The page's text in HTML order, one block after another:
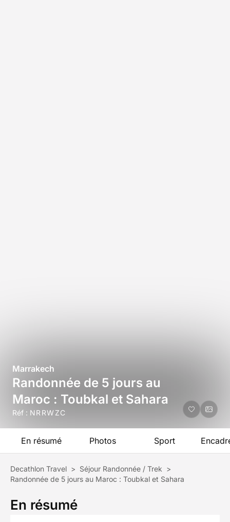
Marrakech
Randonnée de 5 jours au
Maroc : Toubkal et Sahara
Réf : NRRWZC
En résumé Photos Sport
Decathlon Travel > Séjour Randonnée / Trek >
Randonnée de 5 jours au Maroc : Toubkal et Sahara
En résumé